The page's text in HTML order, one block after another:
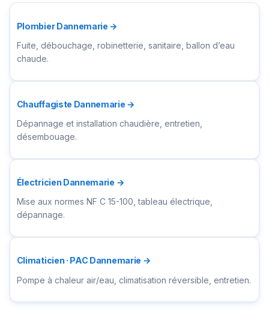
Plombier Dannemarie →
Fuite, débouchage, robinetterie, sanitaire, ballon d’eau
chaude.
Chauffagiste Dannemarie →
Dépannage et installation chaudière, entretien,
désembouage.
Électricien Dannemarie →
Mise aux normes NF C 15-100, tableau électrique,
dépannage.
Climaticien · PAC Dannemarie →
Pompe à chaleur air/eau, climatisation réversible, entretien.